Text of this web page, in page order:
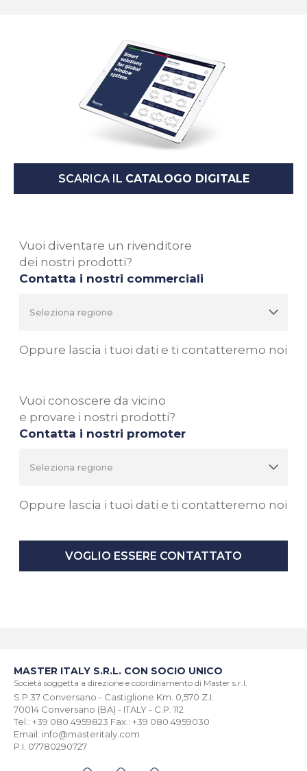
SCARICA IL CATALOGO DIGITALE
Vuoi diventare un rivenditore
dei nostri prodotti?
Contatta i nostri commerciali
Oppure lascia i tuoi dati e ti contatteremo noi
Vuoi conoscere da vicino
e provare i nostri prodotti?
Contatta i nostri promoter
Oppure lascia i tuoi dati e ti contatteremo noi
VOGLIO ESSERE CONTATTATO
MASTER ITALY S.R.L. CON SOCIO UNICO
Società soggetta a direzione e coordinamento di Master s.r.l.
S.P.37 Conversano - Castiglione Km. 0,570 Z.I.
70014 Conversano (BA) - ITALY - C.P. 112
Tel.: +39 080 4959823 Fax.: +39 080 4959030
Email: info@masteritaly.com
P.I. 07780290727